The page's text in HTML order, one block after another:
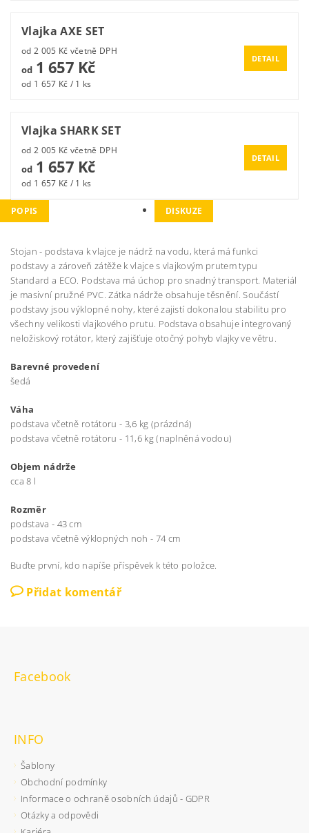
Vlajka AXE SET
od 2 005 Kč včetně DPH
od1 657 Kč
od 1 657 Kč / 1 ks
DETAIL
Vlajka SHARK SET
od 2 005 Kč včetně DPH
od1 657 Kč
od 1 657 Kč / 1 ks
DETAIL
POPIS DISKUZE
Stojan - podstava k vlajce je nádrž na vodu, která má funkci
podstavy a zároveň zátěže k vlajce s vlajkovým prutem typu
Standard a ECO. Podstava má úchop pro snadný transport. Materiál
je masivní pružné PVC. Zátka nádrže obsahuje těsnění. Součástí
podstavy jsou výklopné nohy, které zajistí dokonalou stabilitu pro
všechny velikosti vlajkového prutu. Podstava obsahuje integrovaný
neložiskový rotátor, který zajišťuje otočný pohyb vlajky ve větru.
Barevné provedení
šedá
Váha
podstava včetně rotátoru - 3,6 kg (prázdná)
podstava včetně rotátoru - 11,6 kg (naplněná vodou)
Objem nádrže
cca 8 l
Rozměr
podstava - 43 cm
podstava včetně výklopných noh - 74 cm
Buďte první, kdo napíše příspěvek k této položce.
Přidat komentář
Facebook
INFO
Šablony
Obchodní podmínky
Informace o ochraně osobních údajů - GDPR
Otázky a odpovědi